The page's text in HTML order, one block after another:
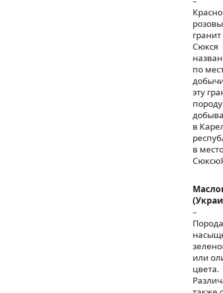
гранит
Сюкся
назван
по
эту
породу
в
в
–
Порода
или
цвета.